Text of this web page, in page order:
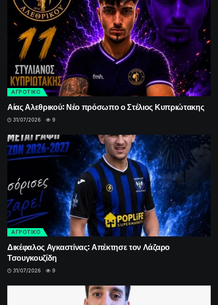
ΑΓΡΟΤΙΚΟ
Αίας Αλεθρικού: Νέο πρόσωπο ο Στέλιος Κυπριώτακης
31/07/2026 9
ΑΓΡΟΤΙΚΟ
Δικέφαλος Αγκαστίνας: Απέκτησε τον Λάζαρο
Τσουγκουζίδη
31/07/2026 9